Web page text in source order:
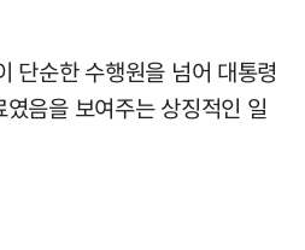
단순한 수행원을 넘어 대통령
음을 보여주는 상징적인 일